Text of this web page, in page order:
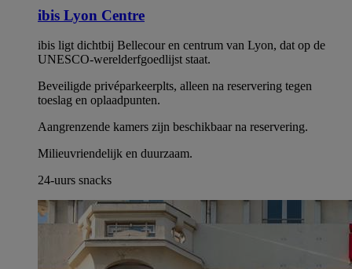
ibis Lyon Centre
ibis ligt dichtbij Bellecour en centrum van Lyon, dat op de
UNESCO-werelderfgoedlijst staat.
Beveiligde privéparkeerplts, alleen na reservering tegen
toeslag en oplaadpunten.
Aangrenzende kamers zijn beschikbaar na reservering.
Milieuvriendelijk en duurzaam.
24-uurs snacks